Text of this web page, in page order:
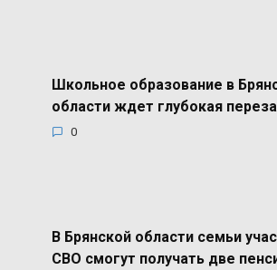
Школьное образование в
области ждет глубокая
0
В Брянской области семьи
СВО смогут получать две